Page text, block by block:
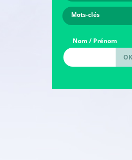
Mots-clés
Nom / Prénom